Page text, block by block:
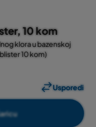
10 kom
klora u bazenskoj
10 kom)
Usporedi